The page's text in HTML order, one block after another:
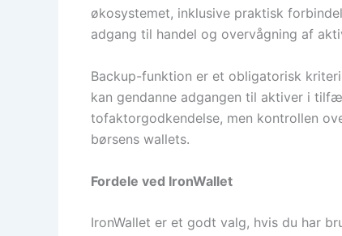
økosystemet, inklusive praktisk
adgang til handel og overvågning af
Backup-funktion er et obligatorisk
kan gendanne adgangen til aktiver i
tofaktorgodkendelse, men kontrollen
børsens wallets.
Fordele ved IronWallet
IronWallet er et godt valg, hvis du har